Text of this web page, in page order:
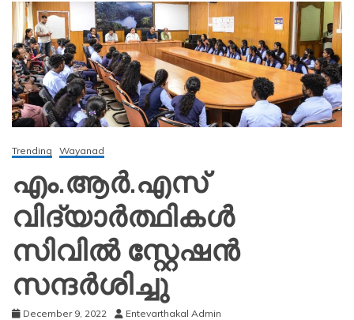
Trending Wayanad
എം.ആര്‍.എസ്
വിദ്യാര്‍ത്ഥികള്‍
സിവില്‍ സ്റ്റേഷന്‍
സന്ദര്‍ശിച്ചു
December 9, 2022 Entevarthakal Admin